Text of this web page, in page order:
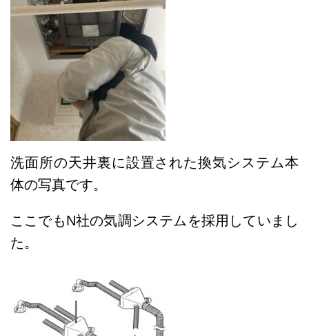
洗面所の天井裏に設置された換気システム本
体の写真です。
ここでもN社の気調システムを採用していまし
た。